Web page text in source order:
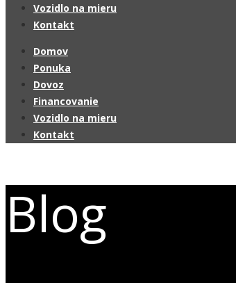
Vozidlo na mieru
Kontakt
Domov
Ponuka
Dovoz
Financovanie
Vozidlo na mieru
Kontakt
Blog